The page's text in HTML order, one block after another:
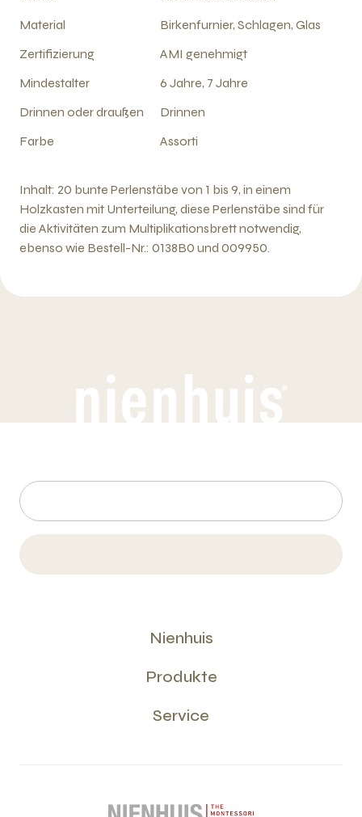
Material
Birkenfurnier, Schlagen, Glas
Zertifizierung
AMI genehmigt
Mindestalter
6 Jahre, 7 Jahre
Drinnen oder draußen
Drinnen
Farbe
Assorti
Inhalt: 20 bunte Perlenstäbe von 1 bis 9, in einem
Holzkasten mit Unterteilung, diese Perlenstäbe sind für
die Aktivitäten zum Multiplikationsbrett notwendig,
ebenso wie Bestell-Nr.: 0138B0 und 009950.
Nienhuis
Produkte
Service